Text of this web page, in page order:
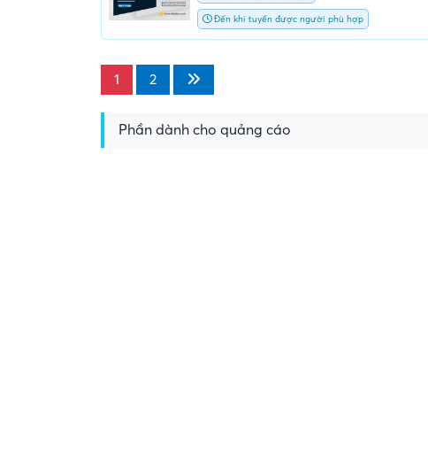
Đến khi tuyển được người phù hợp
1 2
Phần dành cho quảng cáo